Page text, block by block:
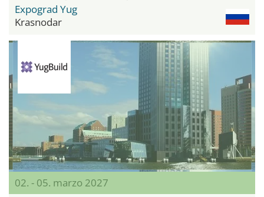
Expograd Yug
Krasnodar
02. - 05. marzo 2027